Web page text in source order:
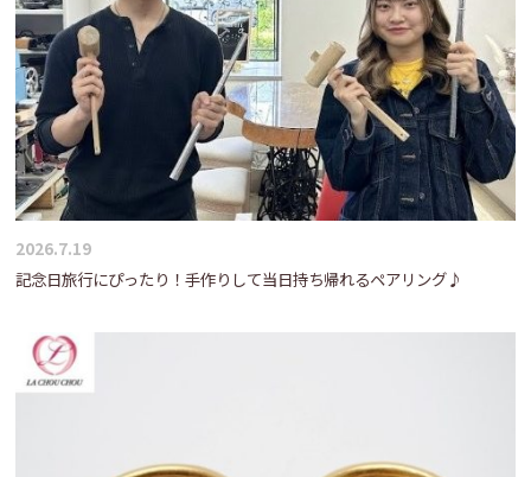
2026.7.19
記念日旅行にぴったり！手作りして当日持ち帰れるペアリング♪